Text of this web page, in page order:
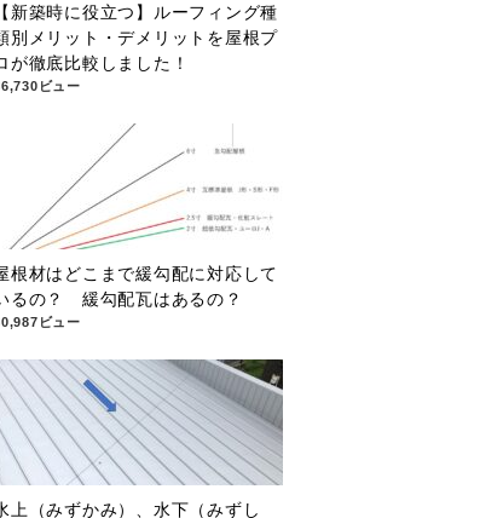
【新築時に役立つ】ルーフィング種
別メリット・デメリットを屋根プ
が徹底比較しました！
ビュー
根材はどこまで緩勾配に対応して
るの？ 緩勾配瓦はあるの？
ビュー
上（みずかみ）、水下（みずし